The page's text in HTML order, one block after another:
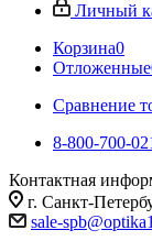
Личный
Корзина0
Отложенные
Сравнение
8-800-700-
Контактная
г. Санкт-
sale-